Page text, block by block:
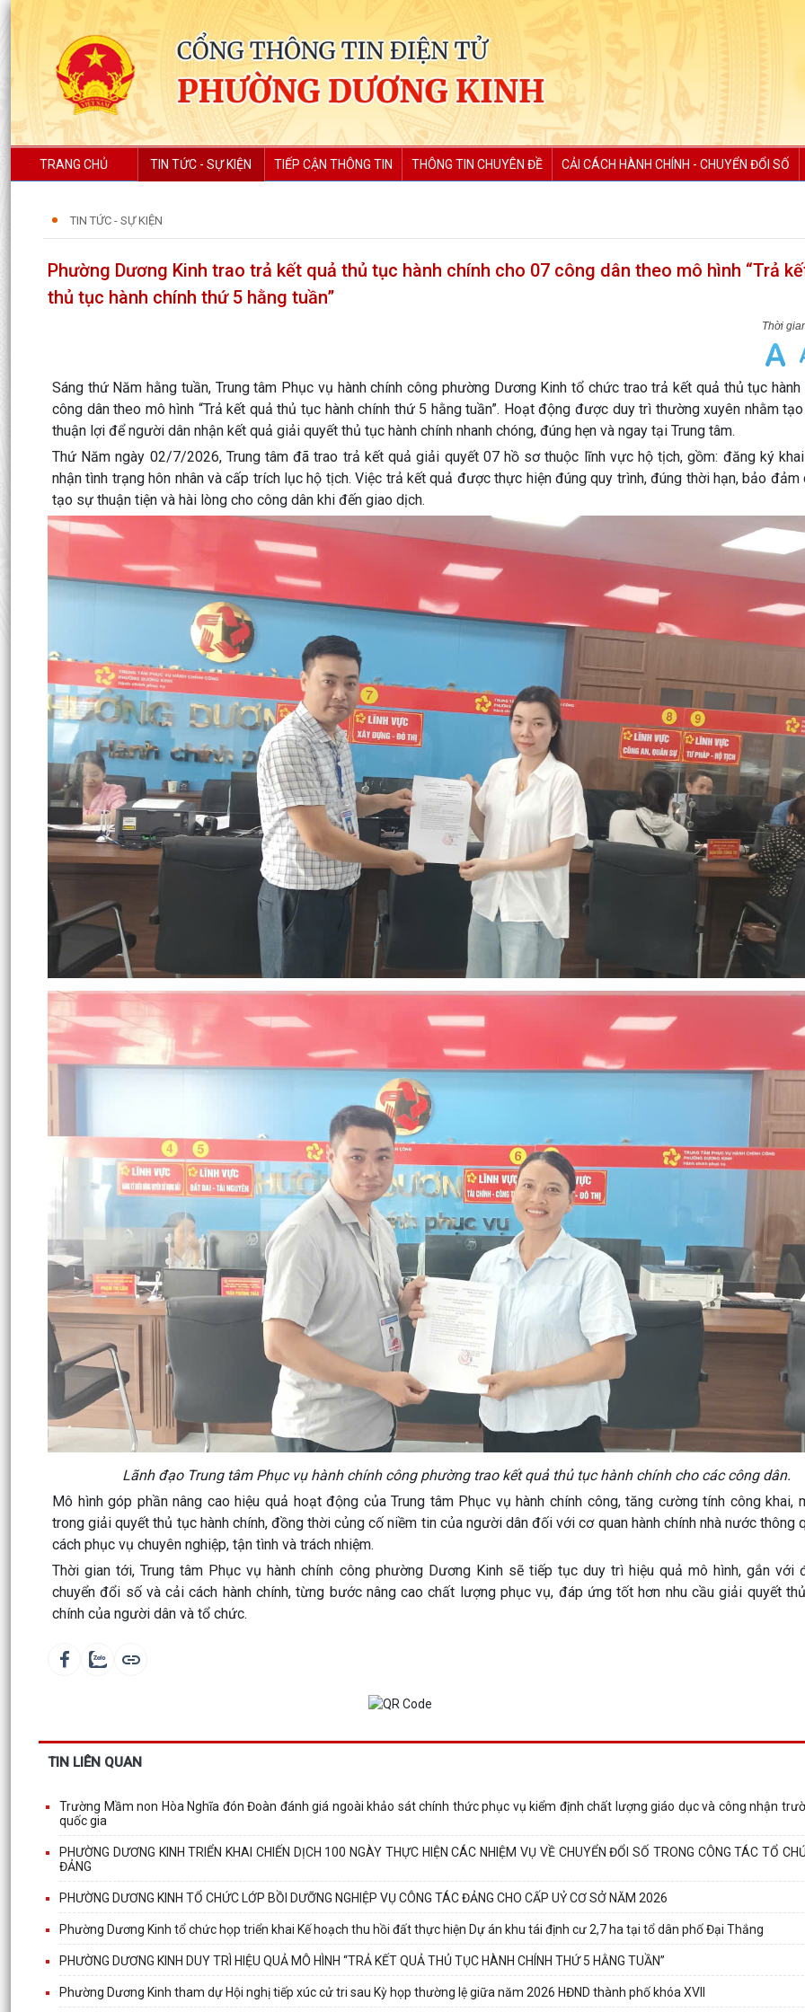
TRANG CHỦ TIN TỨC - SỰ KIỆN TIẾP CẬN THÔNG TIN THÔNG TIN CHUYÊN ĐỀ CẢI CÁCH HÀNH CHÍNH - CHUYỂN ĐỔI SỐ
TIN TỨC - SỰ KIỆN
Phường Dương Kinh trao trả kết quả thủ tục hành chính cho 07 công dân theo mô hình “Trả
thủ tục hành chính thứ 5 hằng tuần”
Sáng thứ Năm hằng tuần, Trung tâm Phục vụ hành chính công phường Dương Kinh tổ chức trao trả kết quả thủ tục hành
công dân theo mô hình “Trả kết quả thủ tục hành chính thứ 5 hằng tuần”. Hoạt động được duy trì thường xuyên nhằm
thuận lợi để người dân nhận kết quả giải quyết thủ tục hành chính nhanh chóng, đúng hẹn và ngay tại Trung tâm.
Thứ Năm ngày 02/7/2026, Trung tâm đã trao trả kết quả giải quyết 07 hồ sơ thuộc lĩnh vực hộ tịch, gồm: đăng ký
nhận tình trạng hôn nhân và cấp trích lục hộ tịch. Việc trả kết quả được thực hiện đúng quy trình, đúng thời hạn, bảo đảm
tạo sự thuận tiện và hài lòng cho công dân khi đến giao dịch.
Lãnh đạo Trung tâm Phục vụ hành chính công phường trao kết quả thủ tục hành chính cho các công dân.
Mô hình góp phần nâng cao hiệu quả hoạt động của Trung tâm Phục vụ hành chính công, tăng cường tính công khai,
trong giải quyết thủ tục hành chính, đồng thời củng cố niềm tin của người dân đối với cơ quan hành chính nhà nước thông
cách phục vụ chuyên nghiệp, tận tình và trách nhiệm.
Thời gian tới, Trung tâm Phục vụ hành chính công phường Dương Kinh sẽ tiếp tục duy trì hiệu quả mô hình, gắn với
chuyển đổi số và cải cách hành chính, từng bước nâng cao chất lượng phục vụ, đáp ứng tốt hơn nhu cầu giải quyết
chính của người dân và tổ chức.
TIN LIÊN QUAN
Trường Mầm non Hòa Nghĩa đón Đoàn đánh giá ngoài khảo sát chính thức phục vụ kiểm định chất lượng giáo dục và công nhận
quốc gia
PHƯỜNG DƯƠNG KINH TRIỂN KHAI CHIẾN DỊCH 100 NGÀY THỰC HIỆN CÁC NHIỆM VỤ VỀ CHUYỂN ĐỔI SỐ TRONG CÔNG TÁC TỔ
ĐẢNG
PHƯỜNG DƯƠNG KINH TỔ CHỨC LỚP BỒI DƯỠNG NGHIỆP VỤ CÔNG TÁC ĐẢNG CHO CẤP UỶ CƠ SỞ NĂM 2026
Phường Dương Kinh tổ chức họp triển khai Kế hoạch thu hồi đất thực hiện Dự án khu tái định cư 2,7 ha tại tổ dân phố Đại Thắng
PHƯỜNG DƯƠNG KINH DUY TRÌ HIỆU QUẢ MÔ HÌNH “TRẢ KẾT QUẢ THỦ TỤC HÀNH CHÍNH THỨ 5 HẰNG TUẦN”
Phường Dương Kinh tham dự Hội nghị tiếp xúc cử tri sau Kỳ họp thường lệ giữa năm 2026 HĐND thành phố khóa XVII